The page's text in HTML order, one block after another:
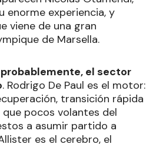
enorme experiencia, y
viene de una gran
de Marsella.
el sector
. Rodrigo De Paul es el motor:
transición rápida
pocos volantes del
a asumir partido a
es el cerebro, el